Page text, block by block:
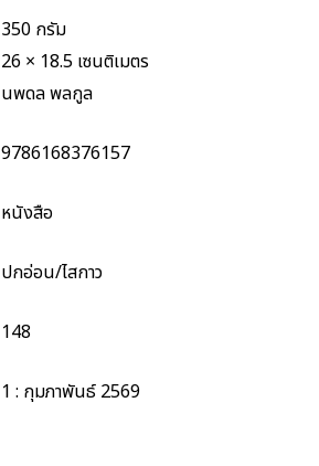
350 กรัม
26 × 18.5 เซนติเมตร
นพดล พลกูล
9786168376157
หนังสือ
ปกอ่อน/ไสกาว
148
1 : กุมภาพันธ์ 2569